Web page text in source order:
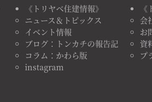
《トリヤベ住建情報》
ニュース＆トピックス
イベント情報
ブログ：トンカチの報告記
コラム：かわら版
instagram
会
お
資
プ